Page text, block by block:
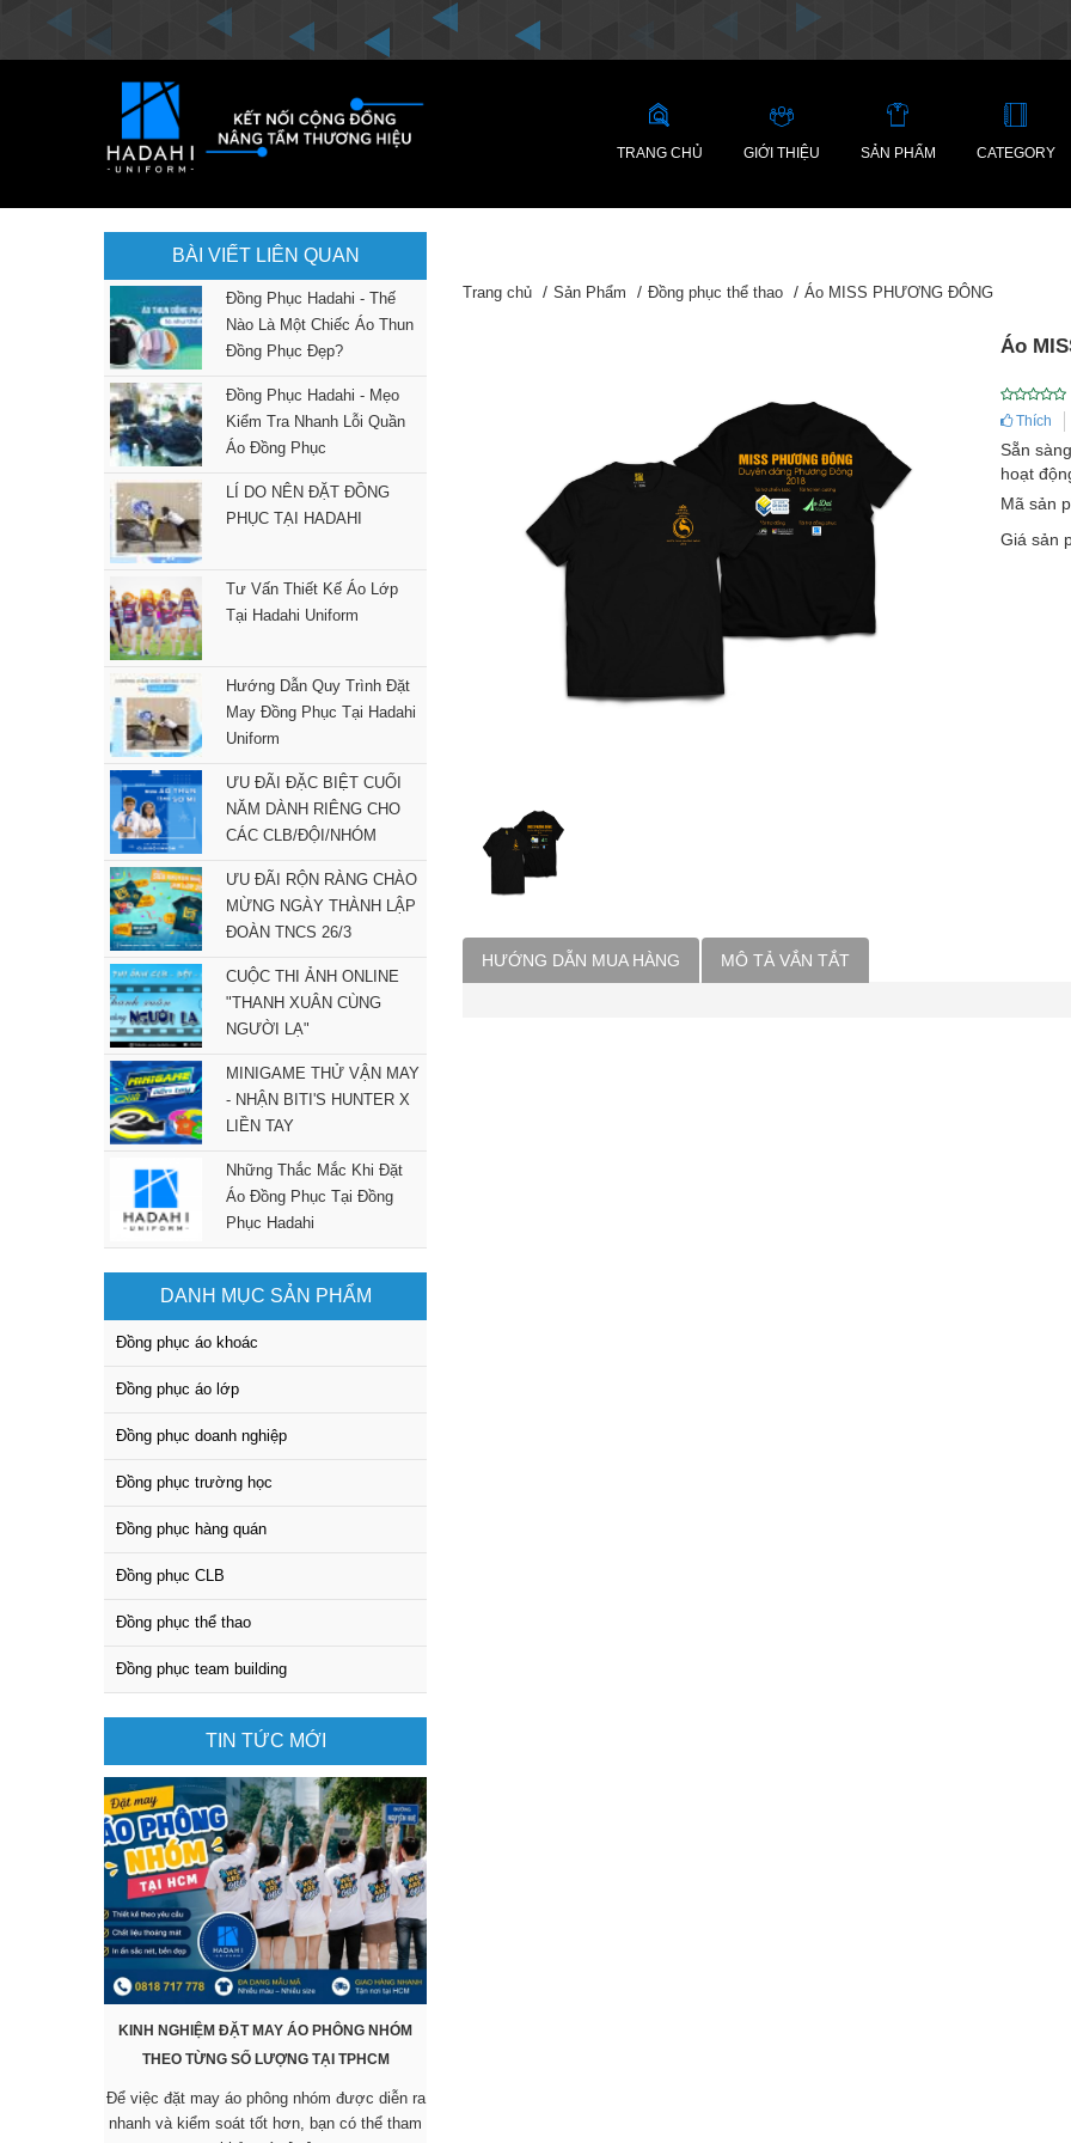
TRANG CHỦ GIỚI THIỆU SẢN PHẨM CATEGORY
BÀI VIẾT LIÊN QUAN
Đồng Phục Hadahi - Thế
Nào Là Một Chiếc Áo Thun
Đồng Phục Đẹp?
Đồng Phục Hadahi - Mẹo
Kiểm Tra Nhanh Lỗi Quần
Áo Đồng Phục
LÍ DO NÊN ĐẶT ĐỒNG
PHỤC TẠI HADAHI
Tư Vấn Thiết Kế Áo Lớp
Tại Hadahi Uniform
Hướng Dẫn Quy Trình Đặt
May Đồng Phục Tại Hadahi
Uniform
ƯU ĐÃI ĐẶC BIỆT CUỐI
NĂM DÀNH RIÊNG CHO
CÁC CLB/ĐỘI/NHÓM
ƯU ĐÃI RỘN RÀNG CHÀO
MỪNG NGÀY THÀNH LẬP
ĐOÀN TNCS 26/3
CUỘC THI ẢNH ONLINE
"THANH XUÂN CÙNG
NGƯỜI LẠ"
MINIGAME THỬ VẬN MAY
- NHẬN BITI'S HUNTER X
LIỀN TAY
Những Thắc Mắc Khi Đặt
Áo Đồng Phục Tại Đồng
Phục Hadahi
DANH MỤC SẢN PHẨM
Đồng phục áo khoác
Đồng phục áo lớp
Đồng phục doanh nghiệp
Đồng phục trường học
Đồng phục hàng quán
Đồng phục CLB
Đồng phục thể thao
Đồng phục team building
TIN TỨC MỚI
KINH NGHIỆM ĐẶT MAY ÁO PHÔNG NHÓM
THEO TỪNG SỐ LƯỢNG TẠI TPHCM
Để việc đặt may áo phông nhóm được diễn ra
nhanh và kiểm soát tốt hơn, bạn có thể tham
Trang chủ Sản Phẩm Đồng phục thể thao Áo MISS PHƯƠNG ĐÔNG
Áo
Thích
Sẵn
hoạt
Mã sản
Giá sản
HƯỚNG DẪN MUA HÀNG MÔ TẢ VẮN TẮT